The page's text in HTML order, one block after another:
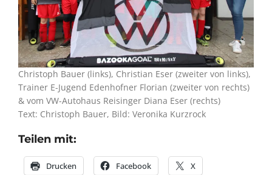
Christoph Bauer (links), Christian Eser (zweiter von links),
Trainer E-Jugend Edenhofner Florian (zweiter von rechts)
& vom VW-Autohaus Reisinger Diana Eser (rechts)
Text: Christoph Bauer, Bild: Veronika Kurzrock
Teilen mit:
Drucken Facebook X